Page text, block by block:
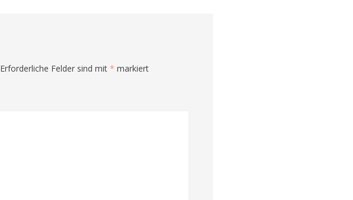
Erforderliche Felder sind mit * markiert